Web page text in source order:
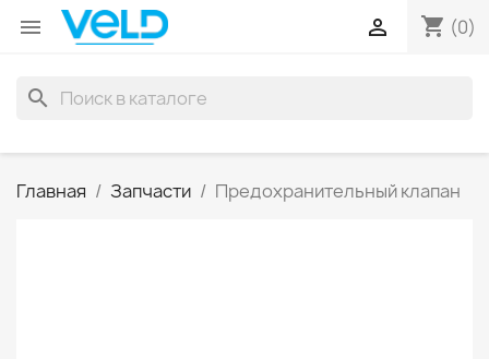
 shopping_cart (0)

search
Главная Запчасти Предохранительный клапан